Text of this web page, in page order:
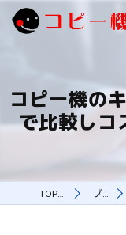
コピー機の
で比較しコ
TOPページ ブログ